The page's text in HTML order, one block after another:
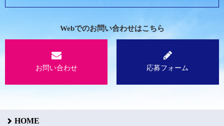
Webでのお問い合わせはこちら
お問い合わせ 応募フォーム
HOME